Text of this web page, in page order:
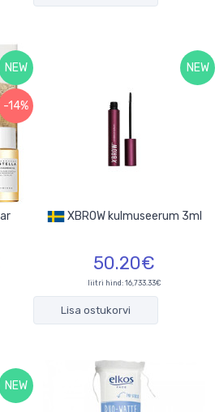
NEW
-14%
NEW
XBROW kulmuseerum 3ml
50.20€
liitri hind: 16,733.33€
Lisa ostukorvi
NEW